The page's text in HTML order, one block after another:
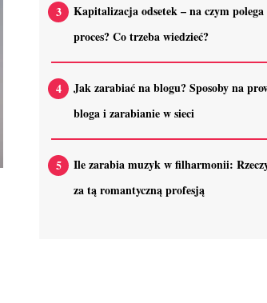
Kapitalizacja odsetek – na czym
proces? Co trzeba wiedzieć?
Jak zarabiać na blogu? Sposoby na
bloga i zarabianie w sieci
Ile zarabia muzyk w filharmonii:
za tą romantyczną profesją